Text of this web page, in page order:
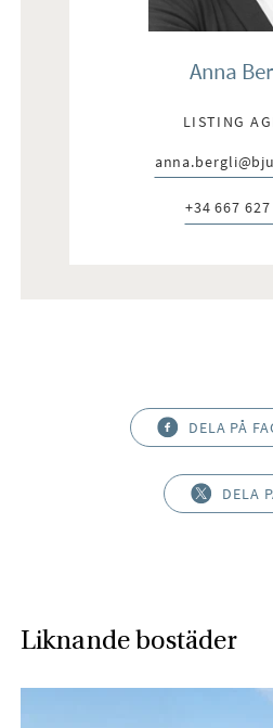
Anna
LISTING
E-post:
Telefon:
+34 667
DELA PÅ
DELA
Liknande bostäder